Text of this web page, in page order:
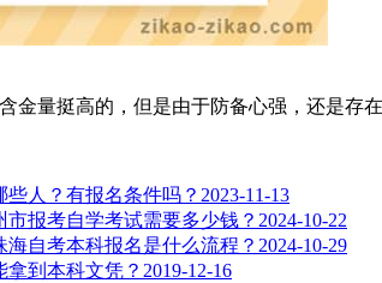
金量挺高的，但是由于防备心强，还是存
人？有报名条件吗？ 2023-11-13
市报考自学考试需要多少钱？ 2024-10-22
海自考本科报名是什么流程？ 2024-10-29
到本科文凭？ 2019-12-16